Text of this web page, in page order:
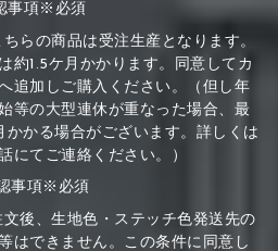
事項※必須
ちらの商品は受注生産となります。
約1.5ケ月かかります。同意してカ
追加しご購入ください。（但し年
等の大型連休が重なった場合、最
かかる場合がございます。詳しくは
にてご連絡ください。）
事項※必須
文後、生地色・ステッチ色発送先の
はできません。この条件に同意し